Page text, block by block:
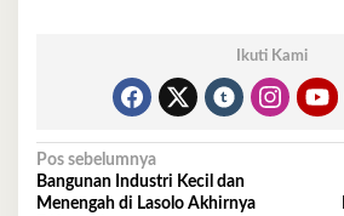
Ikuti Kami
Navigasi
pos
Pos sebelumnya
Bangunan Industri Kecil dan
Menengah di Lasolo Akhirnya